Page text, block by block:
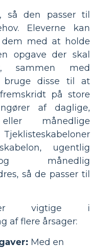
så den passer til
Eleverne kan
med at holde
opgave der skal
sammen med
bruge disse til at
på store
af daglige,
månedlige
ugentlig
månedlig
så de passer til
er vigtige i
af flere årsager:
Med en